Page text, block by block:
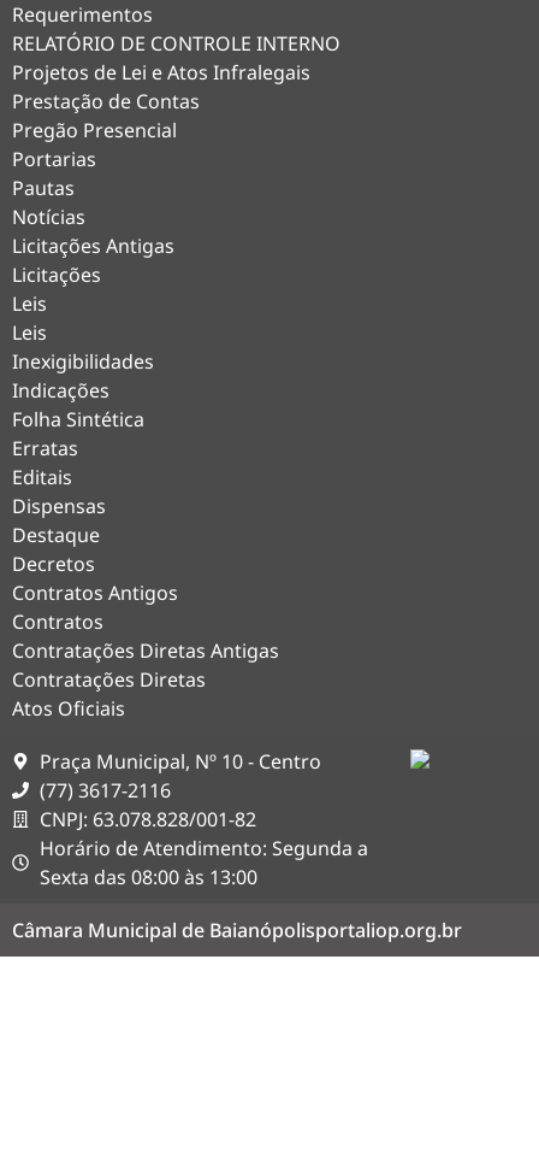
Requerimentos
RELATÓRIO DE CONTROLE INTERNO
Projetos de Lei e Atos Infralegais
Prestação de Contas
Pregão Presencial
Portarias
Pautas
Notícias
Licitações Antigas
Licitações
Leis
Leis
Inexigibilidades
Indicações
Folha Sintética
Erratas
Editais
Dispensas
Destaque
Decretos
Contratos Antigos
Contratos
Contratações Diretas Antigas
Contratações Diretas
Atos Oficiais
Praça Municipal, Nº 10 - Centro
(77) 3617-2116
CNPJ: 63.078.828/001-82
Horário de Atendimento: Segunda a
Sexta das 08:00 às 13:00
Câmara Municipal de Baianópolisportaliop.org.br